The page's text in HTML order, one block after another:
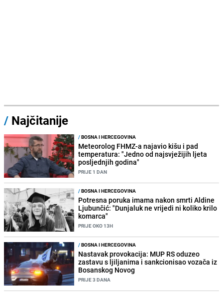
/ Najčitanije
/BOSNA I HERCEGOVINA
Meteorolog FHMZ-a najavio kišu i pad
temperatura: "Jedno od najsvježijih ljeta
posljednjih godina"
PRIJE 1 DAN
/BOSNA I HERCEGOVINA
Potresna poruka imama nakon smrti Aldine
Ljubunčić: "Dunjaluk ne vrijedi ni koliko krilo
komarca"
PRIJE OKO 13H
/BOSNA I HERCEGOVINA
Nastavak provokacija: MUP RS oduzeo
zastavu s ljiljanima i sankcionisao vozača iz
Bosanskog Novog
PRIJE 3 DANA